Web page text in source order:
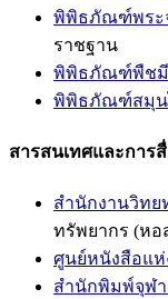
พิพิธภัณฑ์พระ
ราชฐาน
พิพิธภัณฑ์พืช
พิพิธภัณฑ์สมุน
สารสนเทศและการ
สำนักงานวิทย
ทรัพยากร (หอ
ศูนย์หนังสือแห่
สำนักพิมพ์จุฬ